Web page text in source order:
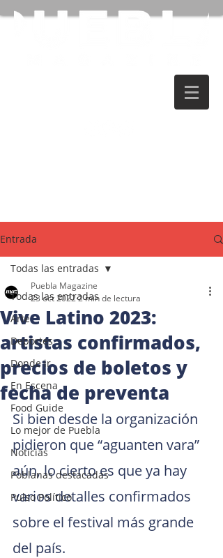
Entrada
Todas las entradas
Arte
Deportes
Donde ir
En Escena
Food Guide
Lo mejor de Puebla
Noticias
Poblanas destacadas
Pulso Político
Todas las entradas
Vive Latino 2023:
artistas confirmados,
precios de boletos y
fecha de preventa
Puebla Magazine
23 oct 20222 min de lectura
Si bien desde la organización
pidieron que “aguanten vara”
aún, lo cierto es que ya hay
varios detalles confirmados
sobre el festival más grande
del país.